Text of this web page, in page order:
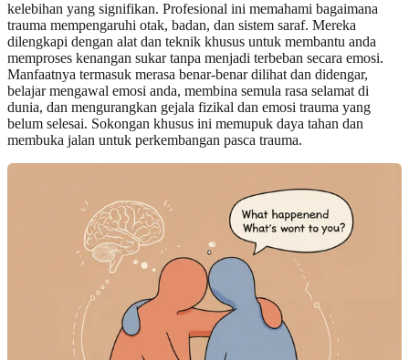
kelebihan yang signifikan. Profesional ini memahami bagaimana
trauma mempengaruhi otak, badan, dan sistem saraf. Mereka
dilengkapi dengan alat dan teknik khusus untuk membantu anda
memproses kenangan sukar tanpa menjadi terbeban secara emosi.
Manfaatnya termasuk merasa benar-benar dilihat dan didengar,
belajar mengawal emosi anda, membina semula rasa selamat di
dunia, dan mengurangkan gejala fizikal dan emosi trauma yang
belum selesai. Sokongan khusus ini memupuk daya tahan dan
membuka jalan untuk perkembangan pasca trauma.